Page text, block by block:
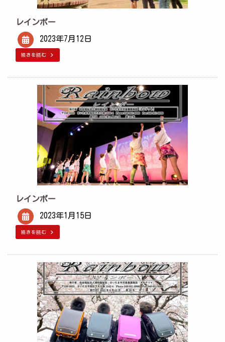
レインボー
2023年7月12日
続きを読む
レインボー
2023年1月15日
続きを読む